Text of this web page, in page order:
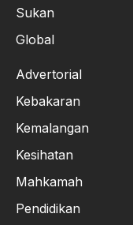
Sukan
Global
Advertorial
Kebakaran
Kemalangan
Kesihatan
Mahkamah
Pendidikan